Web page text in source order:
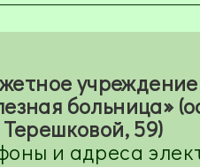
больница»
Терешковой, 59)
и адреса